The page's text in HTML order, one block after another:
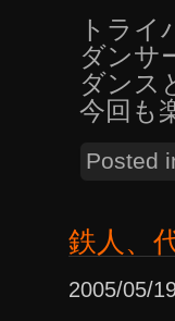
トライ
ダンサ
ダンス
今回も
Posted
鉄人、
2005/05/